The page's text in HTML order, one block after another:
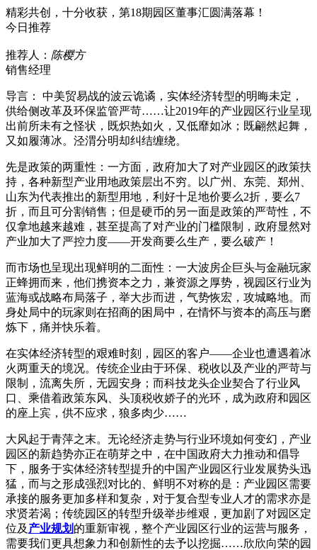
精彩共创，十分收获，第18期园区董事汇圆满落幕！
今日推荐
推荐人： 陈樱方
销售经理
导言： 中美贸易战的波云诡谲，实体经济转型的明晦未定，
供给侧改革及环保监管严苛……让2019年的产业园区行业呈现
出前所未有之怪状，既炽热如火，又低靡如冰；既翩然起舞，
又如履薄冰。泾渭分明却纠结缠绕。
先是政策的两重性：一方面，政府加大了对产业园区的政策扶
持，各种新型产业用地政策层出不穷。以广州、东莞、郑州、
山东为代表推出的新型用地，利好十足地价要么2折，要么7
折，而且可分割销售；但是硬币的另一面是政策的严苛性，不
仅拿地越来越难，甚至提高了对产业的门槛限制，政府显然对
产业加大了严控力度——开发商要么生产，要么破产！
而市场也呈现出现鲜明的二面性：一大波房企巨头与金融玩家
正蜂拥而来，他们携资本之力，兼资源之厚势，视园区行业为
蓝海或战略布局落子，举大步而进，气势恢宏，攻城略地。而
身处局中的玩家则在招商的困局中，在情怀与资本的高压与磨
炼下，痛并快乐着。
在实体经济转型的艰难时刻，园区的客户——企业也遭遇着冰
火两重天的境况。传统企业由于环保、税收以及产业的严苛与
限制，流离失所，无园安身；而科技龙头企业契合了行业风
口、乘借着政策东风、头顶税收娇子的光环，成为政府和园区
的座上宾，供不应求，狼多肉少……
大风起于青萍之末。无论经济走势与行业环境如何变幻，产业
园区的新趋势亦正在萌芽之中，在中国政府大力推动和倡导
下，服务于实体经济转型提升的中国产业园区行业发展势头迅
猛，而与之形成强烈对比的、鲜明不对称的是：产业园区需要
承接的服务更加多样和复杂，对于复合型专业人才的需求亦是
求贤若渴；传统园区的转型升级举步维艰，更加剧了对园区定
位及 产业规划 的重新审视，整个产业园区行业的运营与服务，
需要我们更具想象力和创新性的去予以挖掘……欣欣向荣的园